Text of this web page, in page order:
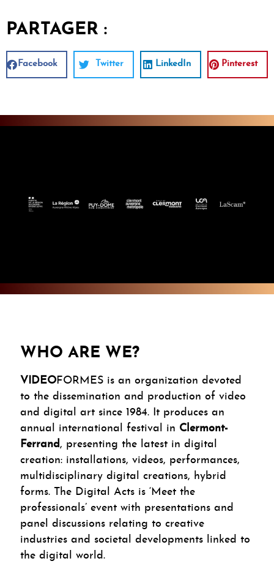
PARTAGER :
Facebook Twitter LinkedIn Pinterest
WHO ARE WE?
VIDEOFORMES is an organization devoted
to the dissemination and production of video
and digital art since 1984. It produces an
annual international festival in Clermont-
Ferrand, presenting the latest in digital
creation: installations, videos, performances,
multidisciplinary digital creations, hybrid
forms. The Digital Acts is ‘Meet the
professionals’ event with presentations and
panel discussions relating to creative
industries and societal developments linked to
the digital world.